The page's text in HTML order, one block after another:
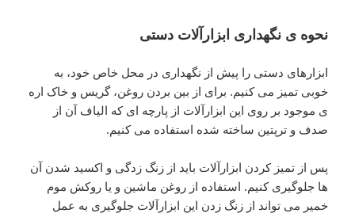
نحوه ی نگهداری ابزارآلات دستی
ابزارهای دستی را پیش از نگهداری در محل خاص خود، به
خوبی تمیز می کنیم. برای از بین بردن روغن، گریس و خاک اره
ی موجود بر روی این ابزارآلات از پارچه ای که الیاف آن از
صدف و ترپتین ساخته شده استفاده می کنیم.
پس از تمیز کردن ابزارآلات باید از زنگ زدگی و اکسید شدن آن
ها جلوگیری کنیم. استفاده از روغن ماشین و یا روکش موم
خمیر می تواند از زنگ زدن این ابزارآلات جلوگیری به عمل